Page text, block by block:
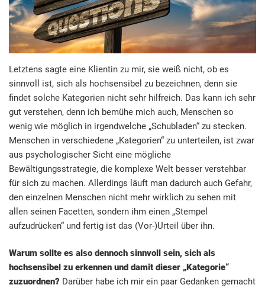
Letztens sagte eine Klientin zu mir, sie weiß nicht, ob es
sinnvoll ist, sich als hochsensibel zu bezeichnen, denn sie
findet solche Kategorien nicht sehr hilfreich. Das kann ich sehr
gut verstehen, denn ich bemühe mich auch, Menschen so
wenig wie möglich in irgendwelche „Schubladen“ zu stecken.
Menschen in verschiedene „Kategorien“ zu unterteilen, ist zwar
aus psychologischer Sicht eine mögliche
Bewältigungsstrategie, die komplexe Welt besser verstehbar
für sich zu machen. Allerdings läuft man dadurch auch Gefahr,
den einzelnen Menschen nicht mehr wirklich zu sehen mit
allen seinen Facetten, sondern ihm einen „Stempel
aufzudrücken“ und fertig ist das (Vor-)Urteil über ihn.
Warum sollte es also dennoch sinnvoll sein, sich als
hochsensibel zu erkennen und damit dieser „Kategorie“
zuzuordnen? Darüber habe ich mir ein paar Gedanken gemacht